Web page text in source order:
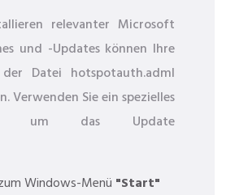
relevanter Microsoft
und -Updates können Ihre
Datei hotspotauth.adml
Verwenden Sie ein spezielles
um das Update
Windows-Menü "Start"